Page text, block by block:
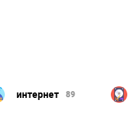
интернет 89